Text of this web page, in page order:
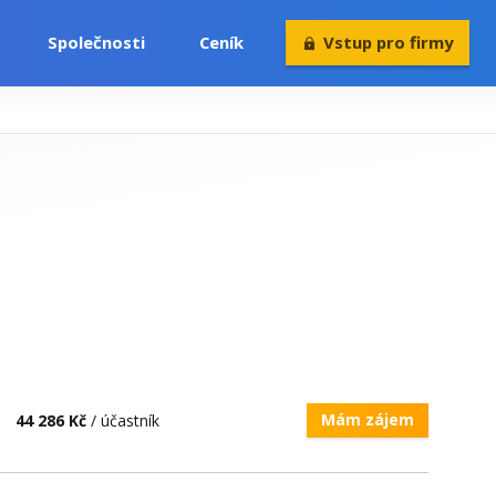
Společnosti Ceník Vstup pro firmy
44 286 Kč / účastník Mám zájem